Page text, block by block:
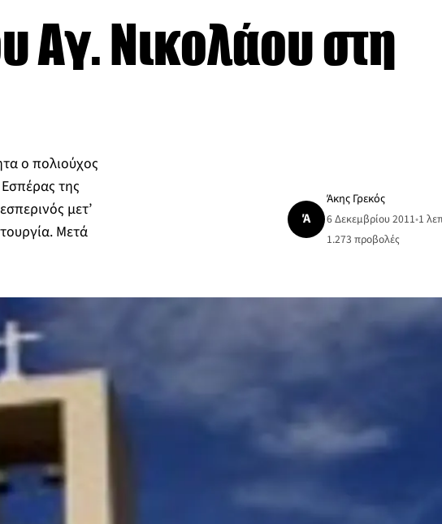
Αγ. Νικολάου στη
ο πολιούχος
της
μετ’
Μετά
Ά
Άκης Γρεκός
6 Δεκεμβρίου 2011•1
1.273 προβολές